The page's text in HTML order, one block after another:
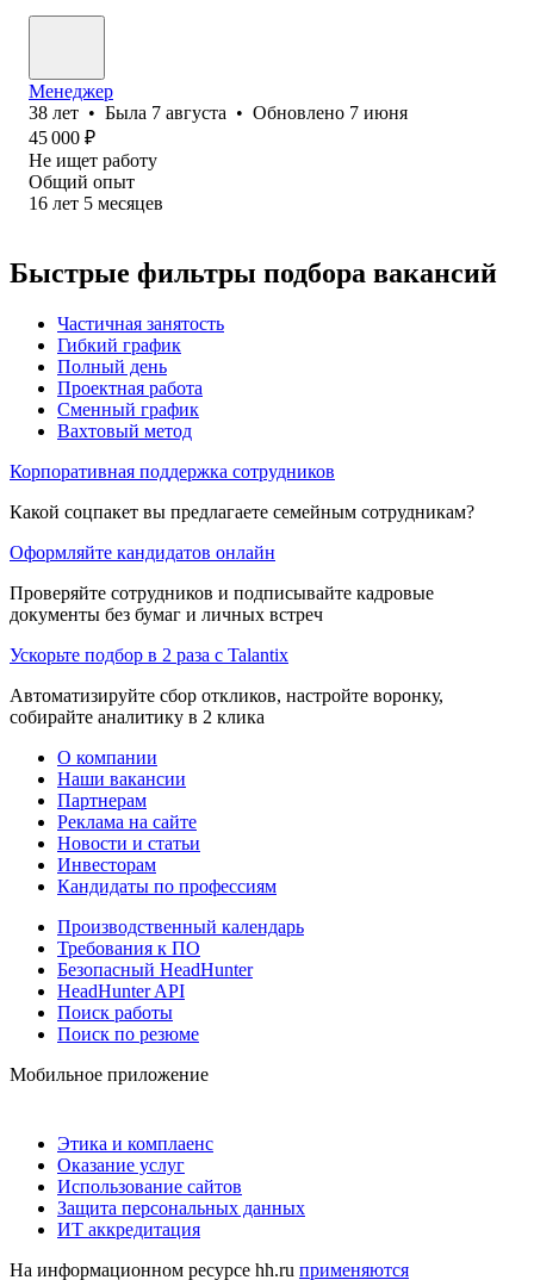
Менеджер
38 лет • Была 7 августа • Обновлено 7 июня
45 000 ₽
Не ищет работу
Общий опыт
16 лет 5 месяцев
Быстрые фильтры подбора вакансий
Частичная занятость
Гибкий график
Полный день
Проектная работа
Сменный график
Вахтовый метод
Корпоративная поддержка сотрудников
Какой соцпакет вы предлагаете семейным сотрудникам?
Оформляйте кандидатов онлайн
Проверяйте сотрудников и подписывайте кадровые
документы без бумаг и личных встреч
Ускорьте подбор в 2 раза с Talantix
Автоматизируйте сбор откликов, настройте воронку,
собирайте аналитику в 2 клика
О компании
Наши вакансии
Партнерам
Реклама на сайте
Новости и статьи
Инвесторам
Кандидаты по профессиям
Производственный календарь
Требования к ПО
Безопасный HeadHunter
HeadHunter API
Поиск работы
Поиск по резюме
Мобильное приложение
Этика и комплаенс
Оказание услуг
Использование сайтов
Защита персональных данных
ИТ аккредитация
На информационном ресурсе hh.ru применяются